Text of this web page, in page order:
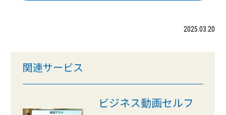
2025.03.20
関連サービス
ビジネス動画セルフ